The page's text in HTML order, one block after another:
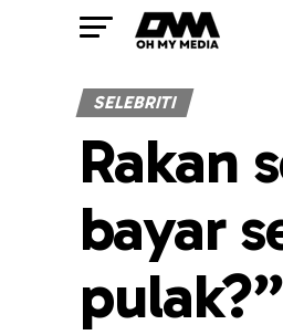
SELEBRITI
Rakan
bayar
pulak?”